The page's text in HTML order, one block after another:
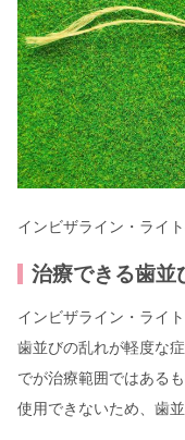
インビザライン・ライ
治療できる歯並
インビザライン・ライ
歯並びの乱れが軽度な
でが治療範囲ではある
使用できないため、歯